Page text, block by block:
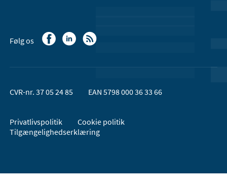
Følg os
CVR-nr. 37 05 24 85 EAN 5798 000 36 33 66
Privatlivspolitik
Cookie politik
Tilgængelighedserklæring